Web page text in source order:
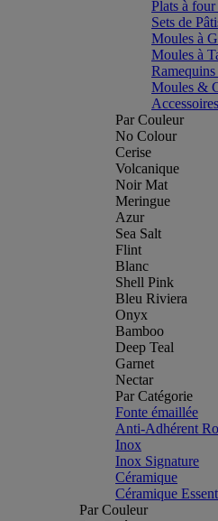
Plats à
Sets de
Moules à
Moules à
Moules &
Par Couleur
No Colour
Cerise
Volcanique
Noir Mat
Meringue
Azur
Sea Salt
Flint
Blanc
Shell Pink
Bleu Riviera
Onyx
Bamboo
Deep Teal
Garnet
Nectar
Par Catégorie
Fonte émaillée
Anti-Adhérent
Inox
Inox Signature
Céramique
Céramique
Par Couleur